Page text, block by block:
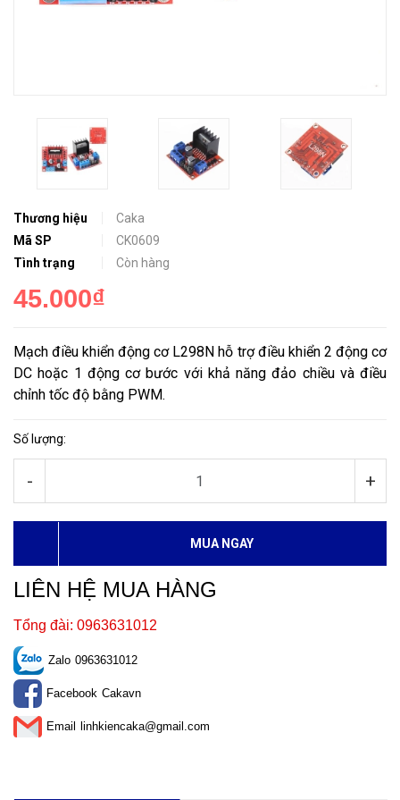
Thương hiệu
Caka
Mã SP
CK0609
Tình trạng
Còn hàng
45.000₫
Mạch điều khiển động cơ L298N hỗ trợ điều khiển 2 động cơ
DC hoặc 1 động cơ bước với khả năng đảo chiều và điều
chỉnh tốc độ bằng PWM.
Số lượng:
- +
MUA NGAY
LIÊN HỆ MUA HÀNG
Tổng đài: 0963631012
Zalo 0963631012
Facebook Cakavn
Email linhkiencaka@gmail.com